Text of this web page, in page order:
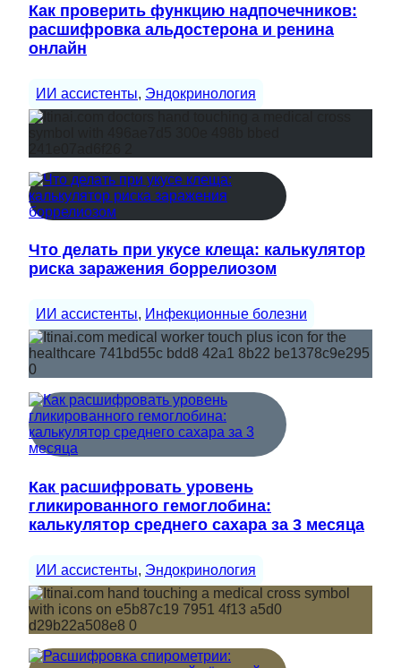
Как проверить функцию надпочечников:
расшифровка альдостерона и ренина
онлайн
ИИ ассистенты, Эндокринология
Что делать при укусе клеща: калькулятор
риска заражения боррелиозом
ИИ ассистенты, Инфекционные болезни
Как расшифровать уровень
гликированного гемоглобина:
калькулятор среднего сахара за 3 месяца
ИИ ассистенты, Эндокринология